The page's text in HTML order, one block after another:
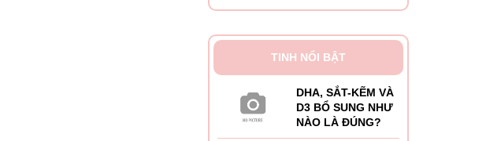
TINH NỔI BẬT
DHA, SẮT-KẼM VÀ
D3 BỔ SUNG NHƯ
NÀO LÀ ĐÚNG?